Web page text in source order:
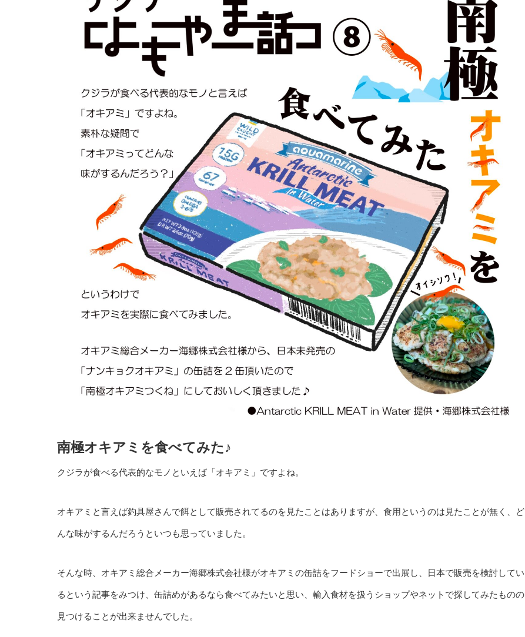
南極オキアミを食べてみた♪
クジラが食べる代表的なモノといえば「オキアミ」ですよね。
オキアミと言えば釣具屋さんで餌として販売されてるのを見たことはありますが、食用というのは見たことが無く、ど
んな味がするんだろうといつも思っていました。
そんな時、オキアミ総合メーカー海郷株式会社様がオキアミの缶詰をフードショーで出展し、日本で販売を検討してい
るという記事をみつけ、缶詰めがあるなら食べてみたいと思い、輸入食材を扱うショップやネットで探してみたものの
見つけることが出来ませんでした。